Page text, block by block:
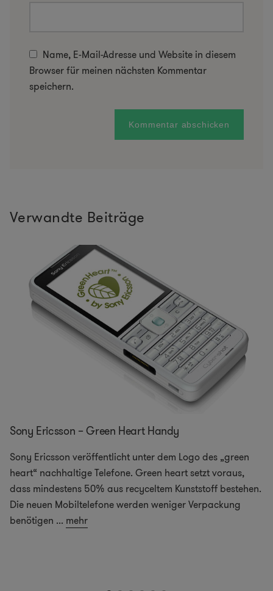
Name, E-Mail-Adresse und Website in diesem
Browser für meinen nächsten Kommentar
speichern.
Verwandte Beiträge
Sony Ericsson – Green Heart Handy
Sony Ericsson veröffentlicht unter dem Logo des „green
heart“ nachhaltige Telefone. Green heart setzt voraus,
dass mindestens 50% aus recyceltem Kunststoff bestehen.
Die neuen Mobiltelefone werden weniger Verpackung
benötigen ... mehr